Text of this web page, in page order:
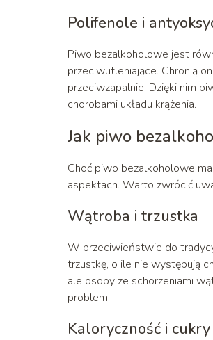
Polifenole i
Piwo bezalkoholowe jest
przeciwutleniające. Chronią
przeciwzapalnie. Dzięki nim
chorobami układu krążenia.
Jak piwo
Choć piwo bezalkoholowe
aspektach. Warto zwrócić
Wątroba i trzustka
W przeciwieństwie do
trzustkę, o ile nie występują
ale osoby ze schorzeniami
problem.
Kaloryczność i cukry